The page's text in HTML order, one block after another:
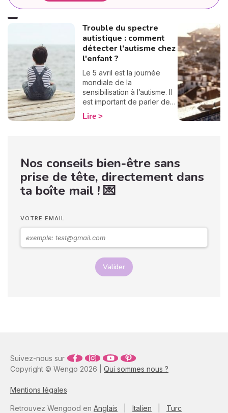
Trouble du spectre
autistique : comment
détecter l’autisme chez
l'enfant ?
Le 5 avril est la journée
mondiale de la
sensibilisation à l’autisme. Il
est important de parler de
l’autisme pour dépister,
accompagner et intégrer
souvent diagnostiqué tard
mais il est nécessaire qu’il y
ait un dépistage chez
l’enfant pour une prise en
signes et les symptômes de
l’autisme ? Voici des pistes
de réponses.
Lire
Nos conseils bien-être sans
prise de tête, directement dans
ta boîte mail ! 💌
VOTRE EMAIL
Valider
Copyright © Wengo 2026 | Qui sommes nous ?
Mentions légales
Suivez-nous sur
Retrouvez Wengood en Anglais Italien Turc